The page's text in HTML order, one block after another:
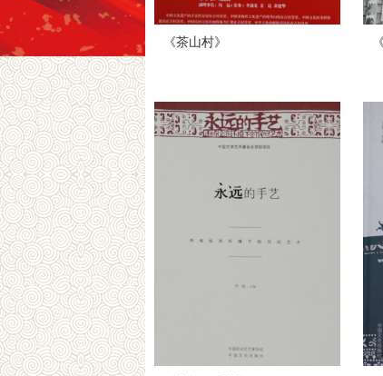
《茶山村》